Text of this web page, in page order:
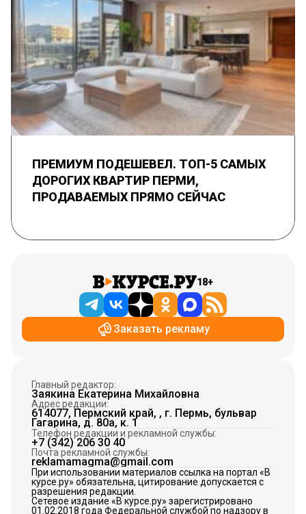
ПРЕМИУМ ПОДЕШЕВЕЛ. ТОП-5 САМЫХ
ДОРОГИХ КВАРТИР ПЕРМИ,
ПРОДАВАЕМЫХ ПРЯМО СЕЙЧАС
18+
Заказать рекламу
Главный редактор:
Заякина Екатерина Михайловна
Адрес редакции:
614077, Пермский край, , г. Пермь, бульвар
Гагарина, д. 80а, к. 1
Телефон редакции и рекламной службы:
+7 (342) 206 30 40
Почта рекламной службы:
reklamamagma@gmail.com
При использовании материалов ссылка на портал «В
курсе.ру» обязательна, цитирование допускается с
разрешения редакции.
Сетевое издание «В курсе.ру» зарегистрировано
01.02.2018 года Федеральной службой по надзору в